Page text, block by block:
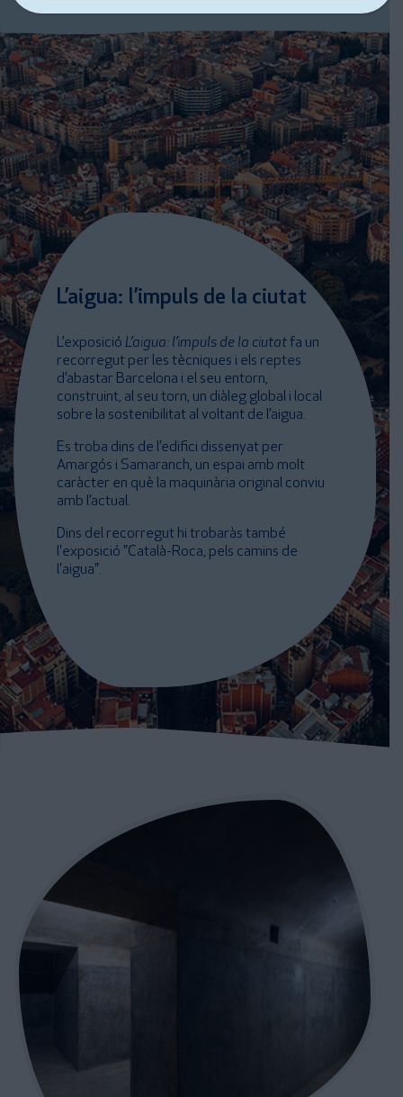
L’aigua: l’impuls de la ciutat
L’exposició L’aigua: l’impuls de la ciutatfa un
recorregut per les tècniques i els reptes
d’abastar Barcelona i el seu entorn,
construint, al seu torn, un diàleg global i local
sobre la sostenibilitat al voltant de l’aigua.
Es troba dins de l’edifici dissenyat per
Amargós i Samaranch, un espai amb molt
caràcter en què la maquinària original conviu
amb l’actual.
Dins del recorregut hi trobaràs també
l'exposició "Català-Roca, pels camins de
l'aigua".